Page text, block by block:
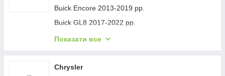
Buick Encore 2013-2019 рр.
Buick GL8 2017-2022 рр.
Buick Lacrosse 2017-2023 рр.
Buick Verano 2016-2021 рр.
Показати все
Chrysler